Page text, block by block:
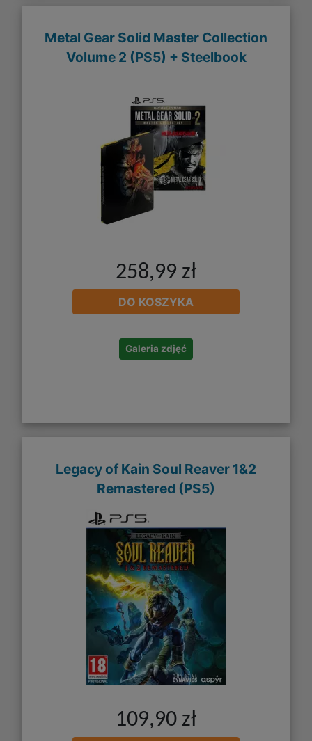
Metal Gear Solid Master Collection
Volume 2 (PS5) + Steelbook
258,99 zł
DO KOSZYKA
Galeria zdjęć
Legacy of Kain Soul Reaver 1&2
Remastered (PS5)
109,90 zł